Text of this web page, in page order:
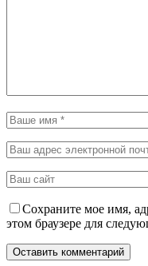
Сохраните мое имя,
этом браузере для